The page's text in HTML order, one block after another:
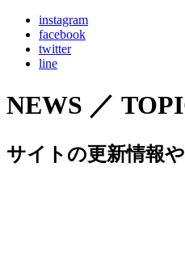
instagram
facebook
twitter
line
NEWS ／
サイトの更新情報